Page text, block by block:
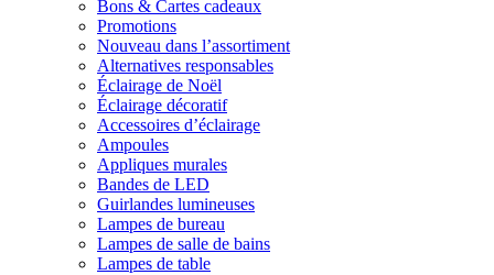
Bons & Cartes cadeaux
Promotions
Nouveau dans l’assortiment
Alternatives responsables
Éclairage de Noël
Éclairage décoratif
Accessoires d’éclairage
Ampoules
Appliques murales
Bandes de LED
Guirlandes lumineuses
Lampes de bureau
Lampes de salle de bains
Lampes de table